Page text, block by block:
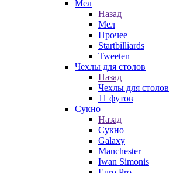
Мел
Назад
Мел
Прочее
Startbilliards
Tweeten
Чехлы для столов
Назад
Чехлы для столов
11 футов
Сукно
Назад
Сукно
Galaxy
Manchester
Iwan Simonis